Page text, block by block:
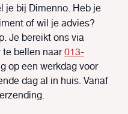
je bij Dimenno. Heb je
of wil je advies?
Je bereikt ons via
te bellen naar013-
op een werkdag voor
dag al in huis. Vanaf